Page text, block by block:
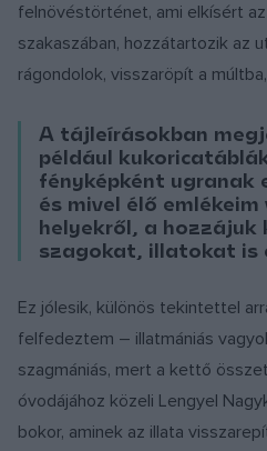
felnövéstörténet, ami elkísért
szakaszában, hozzátartozik az
rágondolok, visszaröpít a
A tájleírásokban
például
fényképként ugranak
és mivel élő
helyekről, a hozzájuk
szagokat, illatokat is
Ez jólesik, különös tekintettel
felfedeztem – illatmániás
szagmániás, mert a kettő
óvodájához közeli Lengyel
bokor, aminek az illata